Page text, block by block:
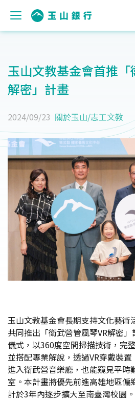
玉山文教基金會首推「
解密」計畫
2024/09/23 關於玉山/志工文教
玉山文教基金會長期支持文化藝術
共同推出「衛武營管風琴VR解密
儀式，以360度空間掃描技術，完
並搭配專業解說，透過VR穿戴裝
進入衛武營音樂廳，也能窺見平時
室。本計畫將優先前進高雄地區偏
計於3年內逐步擴大至南臺灣校園。